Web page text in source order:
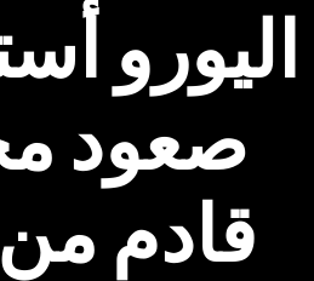
اليورو
صعود
قادم